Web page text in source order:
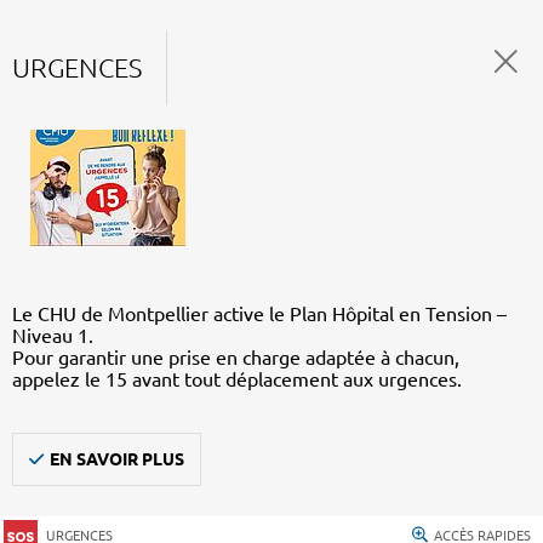
URGENCES
Le CHU de Montpellier active le Plan Hôpital en Tension –
Niveau 1.
Pour garantir une prise en charge adaptée à chacun,
appelez le 15 avant tout déplacement aux urgences.
EN SAVOIR PLUS
URGENCES ACCÈS RAPIDES